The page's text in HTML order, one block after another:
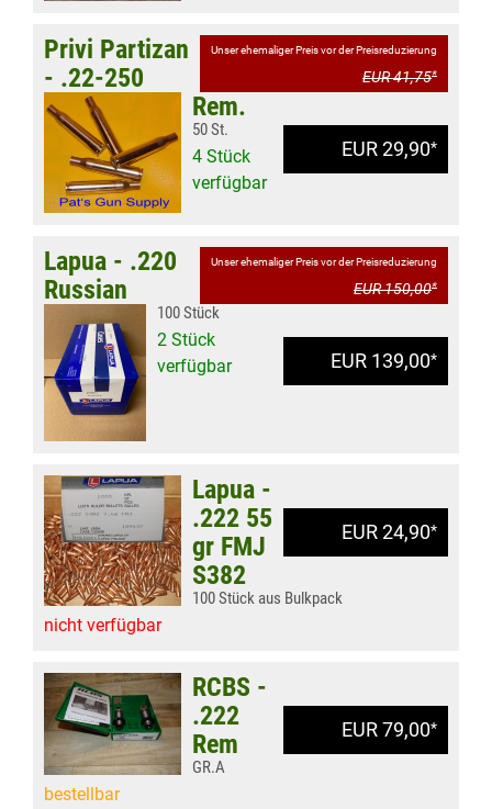
Unser ehemaliger Preis vor der Preisreduzierung
EUR 41,75*
EUR 29,90*
Privi Partizan
- .22-250
Rem.
50 St.
4 Stück
verfügbar
Unser ehemaliger Preis vor der Preisreduzierung
EUR 150,00*
EUR 139,00*
Lapua - .220
Russian
100 Stück
2 Stück
verfügbar
EUR 24,90*
Lapua -
.222 55
gr FMJ
S382
100 Stück aus Bulkpack
nicht verfügbar
EUR 79,00*
RCBS -
.222
Rem
GR.A
bestellbar